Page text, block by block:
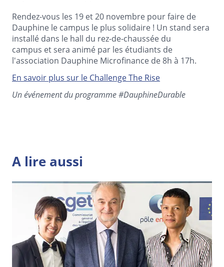
Rendez-vous les 19 et 20 novembre pour faire de
Dauphine le campus le plus solidaire ! Un stand sera
installé dans le hall du rez-de-chaussée du
campus et sera animé par les étudiants de
l'association Dauphine Microfinance de 8h à 17h.
En savoir plus sur le Challenge The Rise
Un événement du programme #DauphineDurable
A lire aussi